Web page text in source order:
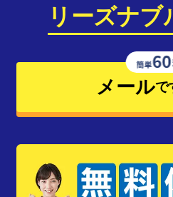
リーズナブ
メールで